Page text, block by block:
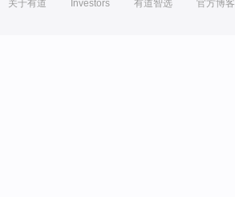
关于有道 Investors 有道智选 官方博客